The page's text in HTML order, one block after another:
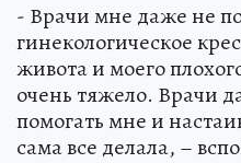
- Врачи мне даже не
гинекологическое
живота и моего
очень тяжело. Врачи
помогать мне и
сама все делала, –